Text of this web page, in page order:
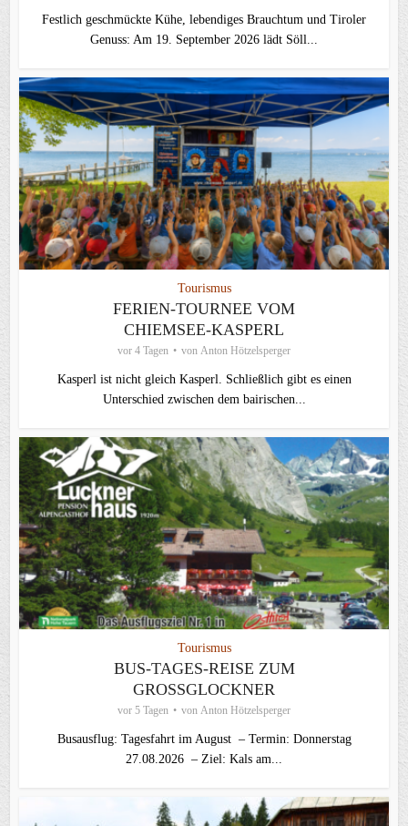
Festlich geschmückte Kühe, lebendiges Brauchtum und Tiroler
Genuss: Am 19. September 2026 lädt Söll...
Tourismus
FERIEN-TOURNEE VOM
CHIEMSEE-KASPERL
vor 4 Tagen von Anton Hötzelsperger
Kasperl ist nicht gleich Kasperl. Schließlich gibt es einen
Unterschied zwischen dem bairischen...
Tourismus
BUS-TAGES-REISE ZUM
GROSSGLOCKNER
vor 5 Tagen von Anton Hötzelsperger
Busausflug: Tagesfahrt im August – Termin: Donnerstag
27.08.2026 – Ziel: Kals am...